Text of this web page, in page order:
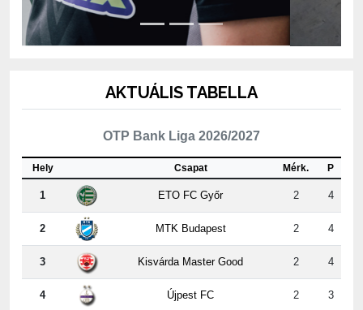
OTP Bank Liga 2026/2027
Csapat
1 ETO FC Győr 2 4
2 MTK Budapest 2 4
3 Kisvárda Master Good 2 4
4 Újpest FC 2 3
5 ZTE FC 2 3